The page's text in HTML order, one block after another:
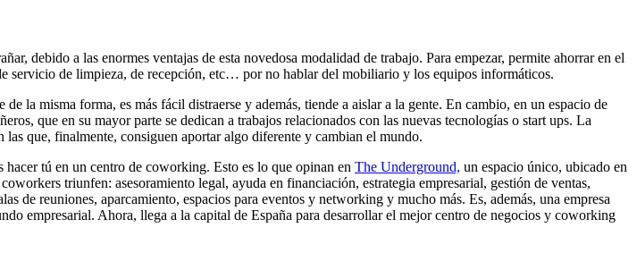
debido a las enormes ventajas de esta novedosa modalidad de trabajo. Para empezar, permite ahorrar en el
servicio de limpieza, de recepción, etc… por no hablar del mobiliario y los equipos informáticos.
la misma forma, es más fácil distraerse y además, tiende a aislar a la gente. En cambio, en un espacio de
que en su mayor parte se dedican a trabajos relacionados con las nuevas tecnologías o start ups. La
que, finalmente, consiguen aportar algo diferente y cambian el mundo.
tú en un centro de coworking. Esto es lo que opinan en The Underground, un espacio único, ubicado en
triunfen: asesoramiento legal, ayuda en financiación, estrategia empresarial, gestión de ventas,
reuniones, aparcamiento, espacios para eventos y networking y mucho más. Es, además, una empresa
empresarial. Ahora, llega a la capital de España para desarrollar el mejor centro de negocios y coworking